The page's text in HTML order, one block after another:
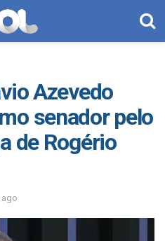
Azevedo
senador pelo
de Rogério